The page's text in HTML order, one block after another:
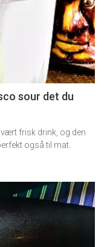
sour det du
frisk drink, og den
også til mat.